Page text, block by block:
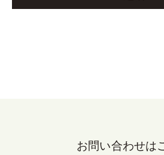
お問い合わせは